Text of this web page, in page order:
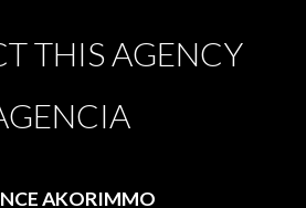
THIS AGENCY
AKORIMMO